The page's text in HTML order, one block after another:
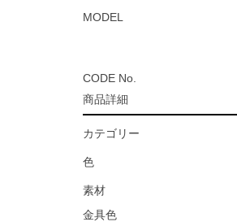
MODEL
CODE No.
商品詳細
カテゴリー
色
素材
金具色